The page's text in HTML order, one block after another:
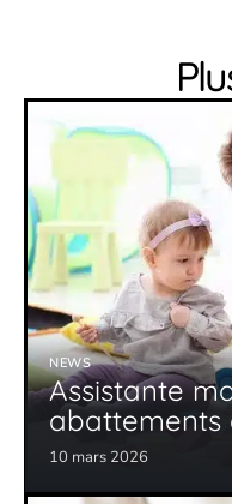
NEWS
Assistante
abattements
10 mars 2026